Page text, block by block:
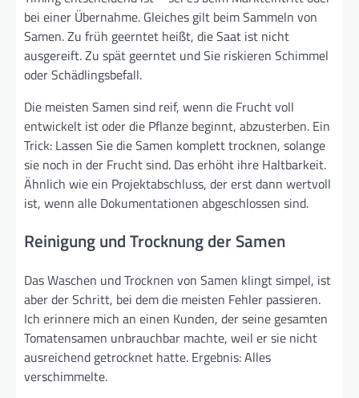
bei einer Übernahme. Gleiches gilt beim Sammeln von
Samen. Zu früh geerntet heißt, die Saat ist nicht
ausgereift. Zu spät geerntet und Sie riskieren Schimmel
oder Schädlingsbefall.
Die meisten Samen sind reif, wenn die Frucht voll
entwickelt ist oder die Pflanze beginnt, abzusterben. Ein
Trick: Lassen Sie die Samen komplett trocknen, solange
sie noch in der Frucht sind. Das erhöht ihre Haltbarkeit.
Ähnlich wie ein Projektabschluss, der erst dann wertvoll
ist, wenn alle Dokumentationen abgeschlossen sind.
Reinigung und Trocknung der Samen
Das Waschen und Trocknen von Samen klingt simpel, ist
aber der Schritt, bei dem die meisten Fehler passieren.
Ich erinnere mich an einen Kunden, der seine gesamten
Tomatensamen unbrauchbar machte, weil er sie nicht
ausreichend getrocknet hatte. Ergebnis: Alles
verschimmelte.